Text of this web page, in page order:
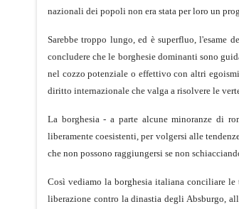
nazionali dei popoli non era stata per loro un
Sarebbe troppo lungo, ed è superfluo,
concludere che le borghesie dominanti sono
nel cozzo potenziale o effettivo con altri
diritto internazionale che valga a risolvere le
La borghesia - a parte alcune minoranze di
liberamente coesistenti, per volgersi alle
che non possono raggiungersi se non
Così vediamo la borghesia italiana conciliare
liberazione contro la dinastia degli Absburgo,